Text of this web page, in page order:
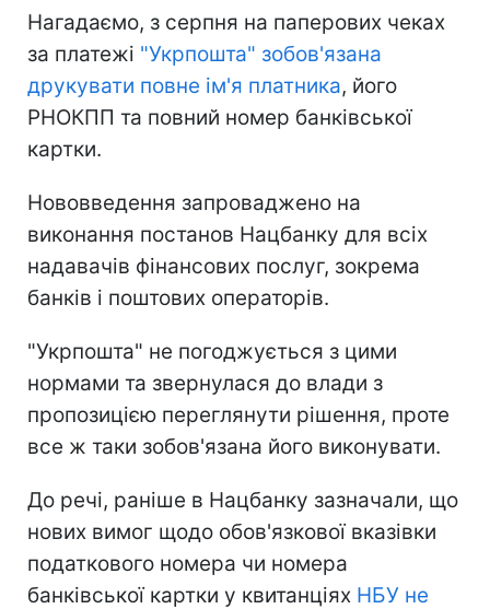
Нагадаємо, з серпня на паперових чеках
за платежі "Укрпошта" зобов'язана
друкувати повне ім'я платника, його
РНОКПП та повний номер банківської
картки.
Нововведення запроваджено на
виконання постанов Нацбанку для всіх
надавачів фінансових послуг, зокрема
банків і поштових операторів.
"Укрпошта" не погоджується з цими
нормами та звернулася до влади з
пропозицією переглянути рішення, проте
все ж таки зобов'язана його виконувати.
До речі, раніше в Нацбанку зазначали, що
нових вимог щодо обов'язкової вказівки
податкового номера чи номера
банківської картки у квитанціях НБУ не